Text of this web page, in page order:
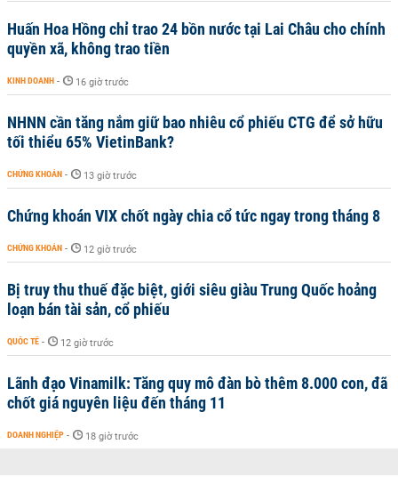
Huấn Hoa Hồng chỉ trao 24 bồn nước tại Lai Châu cho chính
quyền xã, không trao tiền
KINH DOANH - 16 giờ trước
NHNN cần tăng nắm giữ bao nhiêu cổ phiếu CTG để sở hữu
tối thiểu 65% VietinBank?
CHỨNG KHOÁN - 13 giờ trước
Chứng khoán VIX chốt ngày chia cổ tức ngay trong tháng 8
CHỨNG KHOÁN - 12 giờ trước
Bị truy thu thuế đặc biệt, giới siêu giàu Trung Quốc hoảng
loạn bán tài sản, cổ phiếu
QUỐC TẾ - 12 giờ trước
Lãnh đạo Vinamilk: Tăng quy mô đàn bò thêm 8.000 con, đã
chốt giá nguyên liệu đến tháng 11
DOANH NGHIỆP - 18 giờ trước